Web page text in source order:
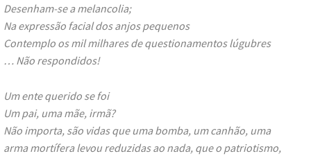
Desenham-se a melancolia;
Na expressão facial dos anjos pequenos
Contemplo os mil milhares de questionamentos lúgubres
… Não respondidos!
Um ente querido se foi
Um pai, uma mãe, irmã?
Não importa, são vidas que uma bomba, um canhão, uma
arma mortífera levou reduzidas ao nada, que o patriotismo,